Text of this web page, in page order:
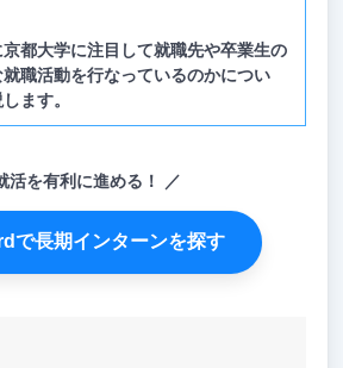
京都大学に注目して就職先や卒業生の
職活動を行なっているのかについ
ます。
活を有利に進める！
で長期インターンを探す